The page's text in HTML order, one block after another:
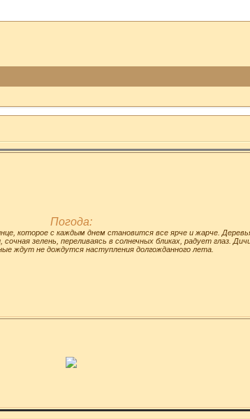
Погода:
которое с каждым днем становится все ярче и жарче.
зелень, переливаясь в солнечных бликах, радует глаз.
ждут не дождутся наступления долгожданного лета.